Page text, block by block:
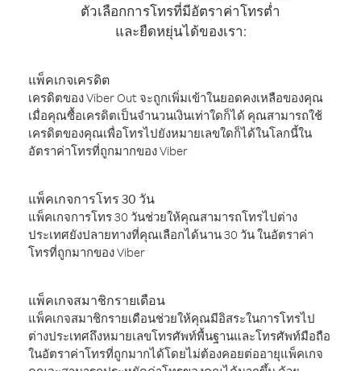
ตัวเลือกการโทรที่มีอัตราค่าโทรต่ำ
และยืดหยุ่นได้ของเรา:
แพ็คเกจเครดิต
เครดิตของ Viber Out จะถูกเพิ่มเข้าในยอดคงเหลือของคุณ
เมื่อคุณซื้อเครดิตเป็นจำนวนเงินเท่าใดก็ได้ คุณสามารถใช้
เครดิตของคุณเพื่อโทรไปยังหมายเลขใดก็ได้ในโลกนี้ใน
อัตราค่าโทรที่ถูกมากของ Viber
แพ็คเกจการโทร 30 วัน
แพ็คเกจการโทร 30 วันช่วยให้คุณสามารถโทรไปต่าง
ประเทศยังปลายทางที่คุณเลือกได้นาน 30 วัน ในอัตราค่า
โทรที่ถูกมากของ Viber
แพ็คเกจสมาชิกรายเดือน
แพ็คเกจสมาชิกรายเดือนช่วยให้คุณมีอิสระในการโทรไป
ต่างประเทศถึงหมายเลขโทรศัพท์พื้นฐานและโทรศัพท์มือถือ
ในอัตราค่าโทรที่ถูกมากได้โดยไม่ต้องคอยต่ออายุแพ็คเกจ